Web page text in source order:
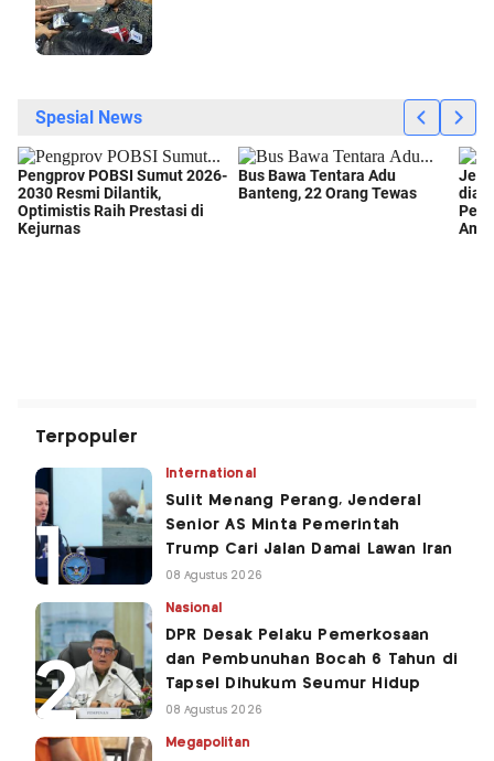
Terpopuler
International
Sulit Menang Perang, Jenderal
Senior AS Minta Pemerintah
Trump Cari Jalan Damai Lawan Iran
08 Agustus 2026
Nasional
DPR Desak Pelaku Pemerkosaan
dan Pembunuhan Bocah 6 Tahun di
Tapsel Dihukum Seumur Hidup
08 Agustus 2026
Megapolitan